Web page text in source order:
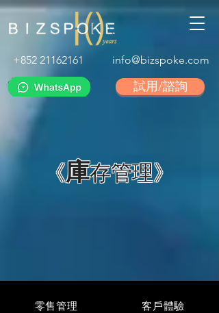
info@bizspoke.com
試用/諮詢
+852 21162161
《庫存管理》
零售管理 客戶體驗